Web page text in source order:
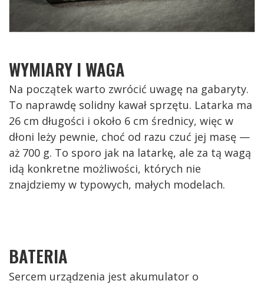
WYMIARY I WAGA
Na początek warto zwrócić uwagę na gabaryty.
To naprawdę solidny kawał sprzętu. Latarka ma
26 cm długości i około 6 cm średnicy, więc w
dłoni leży pewnie, choć od razu czuć jej masę —
aż 700 g. To sporo jak na latarkę, ale za tą wagą
idą konkretne możliwości, których nie
znajdziemy w typowych, małych modelach.
BATERIA
Sercem urządzenia jest akumulator o